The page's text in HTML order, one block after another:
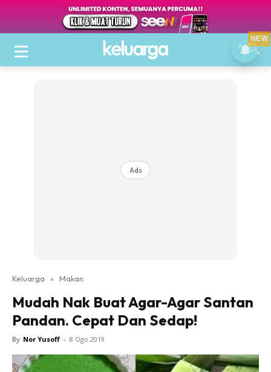
Ads
Keluarga » Makan
Mudah Nak Buat Agar-Agar Santan
Pandan. Cepat Dan Sedap!
By Nor Yusoff - 8 Ogo 2019
NEW